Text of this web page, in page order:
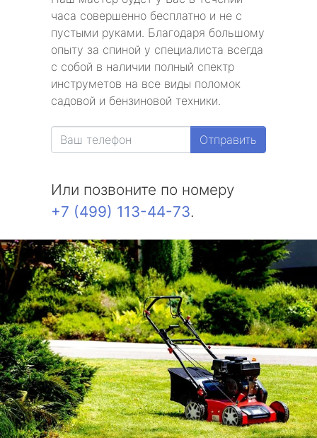
часа совершенно бесплатно и не с
пустыми руками. Благодаря большому
опыту за спиной у специалиста всегда
с собой в наличии полный спектр
инструметов на все виды поломок
садовой и бензиновой техники.
Отправить
Или позвоните по номеру
+7 (499) 113-44-73.